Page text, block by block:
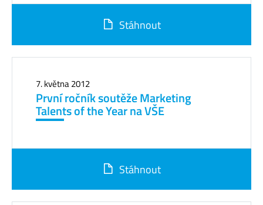
Stáhnout
7. května 2012
První ročník soutěže Marketing
Talents of the Year na VŠE
Stáhnout